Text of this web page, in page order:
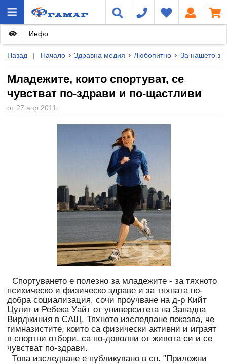
Назад | Начало Здравна медия Любопитно За нашето
Младежите, които спортуват, се
чувстват по-здрави и по-щастливи
от 27 апр 2011г.
Инфо
Спортуването е полезно за младежите - за тяхното
психическо и физическо здраве и за тяхната по-
добра социализация, сочи проучване на д-р Кийт
Цулиг и Ребека Уайт от университета на Западна
Вирджиния в САЩ. Тяхното изследване показва, че
гимназистите, които са физически активни и играят
в спортни отбори, са по-доволни от живота си и се
чувстват по-здрави.
Това изследване е публикувано в сп. "Приложни